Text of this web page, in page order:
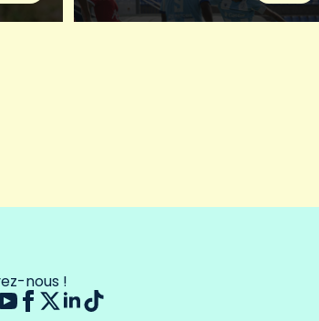
nous !